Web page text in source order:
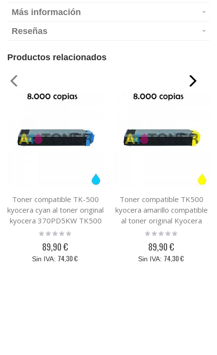
Más información
Reseñas
Productos relacionados
Toner compatible TK-500
kyocera cyan al toner original
kyocera 370PD5KW TK500
Rating:
89,90 €
74,30 €
Toner compatible TK500
kyocera amarillo compatible
al toner original Kyocera
370PD3KW TK-500
Rating:
89,90 €
74,30 €